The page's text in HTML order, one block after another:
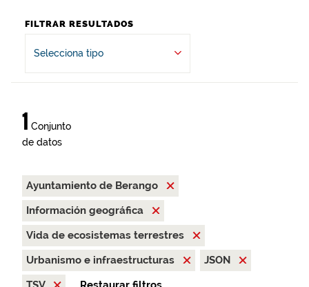
FILTRAR RESULTADOS
Selecciona tipo
1 Conjunto
de datos
Ayuntamiento de Berango
Información geográfica
Vida de ecosistemas terrestres
Urbanismo e infraestructuras
JSON